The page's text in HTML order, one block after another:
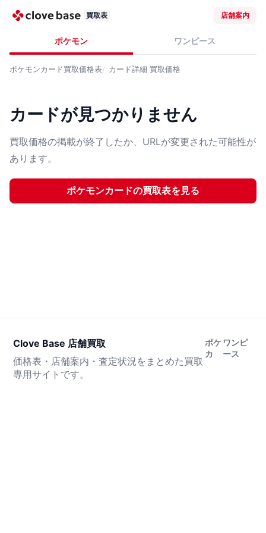
買取表 店舗案内
ポケモン ワンピース
ポケモンカード買取価格表 カード詳細 買取価格
カードが見つかりません
買取価格の掲載が終了したか、URLが変更された可能性が
あります。
ポケモンカードの買取表を見る
Clove Base 店舗買取
価格表・店舗案内・査定状況をまとめた買取
専用サイトです。
ポケ
カ
ワンピ
ース